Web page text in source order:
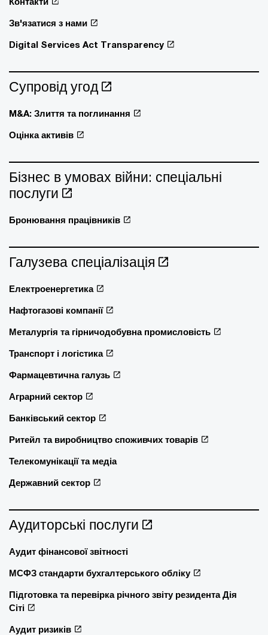
Зв'язатися з нами
Digital Services Act Transparency
Супровід угод
M&A: Злиття та поглинання
Оцінка активів
Бізнес в умовах війни: спеціальні
послуги
Бронювання працівників
Галузева спеціалізація
Електроенергетика
Нафтогазові компанії
Металургія та гірничодобувна промисловість
Транспорт і логістика
Фармацевтична галузь
Аграрний сектор
Банківський сектор
Ритейл та виробництво споживчих товарів
Телекомунікації та медіа
Державний сектор
Аудиторські послуги
Аудит фінансової звітності
МСФЗ стандарти бухгалтерського обліку
Підготовка та перевірка річного звіту резидента Дія
Сіті
Аудит ризиків